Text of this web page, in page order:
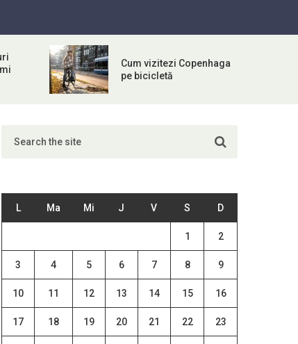
Cum vizitezi Copenhaga
pe bicicletă
L Ma Mi J V S D
1 2
3 4 5 6 7 8 9
10 11 12 13 14 15 16
17 18 19 20 21 22 23